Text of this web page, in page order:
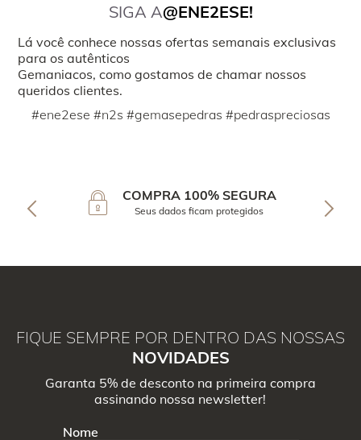
SIGA A@ENE2ESE!
Lá você conhece nossas ofertas semanais exclusivas
para os autênticos
Gemaniacos, como gostamos de chamar nossos
queridos clientes.
#ene2ese #n2s #gemasepedras #pedraspreciosas
COMPRA 100% SEGURA
Seus dados ficam protegidos
FIQUE SEMPRE POR DENTRO DAS NOSSAS
NOVIDADES
Garanta 5% de desconto na primeira compra
assinando nossa newsletter!
Nome